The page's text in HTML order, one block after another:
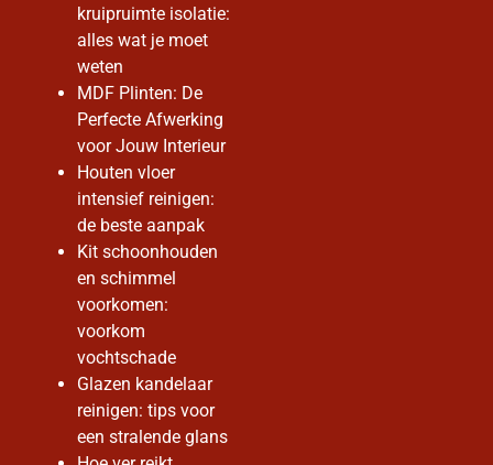
kruipruimte isolatie:
alles wat je moet
weten
MDF Plinten: De
Perfecte Afwerking
voor Jouw Interieur
Houten vloer
intensief reinigen:
de beste aanpak
Kit schoonhouden
en schimmel
voorkomen:
voorkom
vochtschade
Glazen kandelaar
reinigen: tips voor
een stralende glans